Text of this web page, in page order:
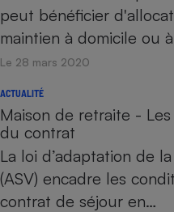
peut bénéficier
maintien à domicile ou
Le 28 mars 2020
ACTUALITÉ
Maison de retraite -
du contrat
La loi d’adaptation de
(ASV) encadre les
contrat de séjour en…